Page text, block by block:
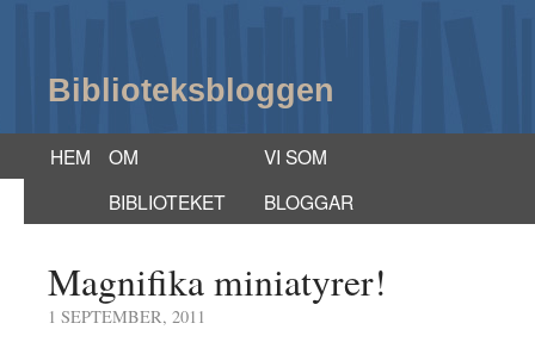
Biblioteksbloggen
HEM
OM
BIBLIOTEKET
VI SOM
BLOGGAR
Magnifika miniatyrer!
1 SEPTEMBER, 2011